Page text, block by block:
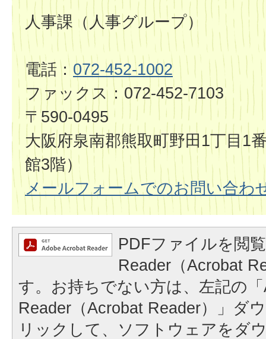
人事課（人事グループ）
電話： 072-452-1002
ファックス：072-452-7103
〒590-0495
大阪府泉南郡熊取町野田1丁目1
館3階）
メールフォームでのお問い合わ
PDFファイルを閲
Reader（Acrobat
す。お持ちでない方は、左記の
Reader（Acrobat Reader）」ダ
リックして、ソフトウェアをダ